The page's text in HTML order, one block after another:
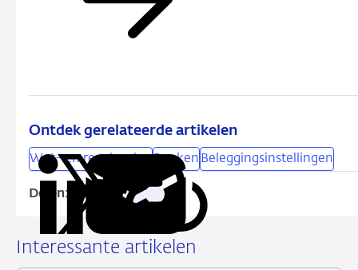
Ontdek gerelateerde artikelen
Wet- en regelgeving Banken Beleggingsinstellingen
Delen:
Deel
LinkedIn
via
X
Deel
Facebook
Deel
e-
Kopieer
Interessante artikelen